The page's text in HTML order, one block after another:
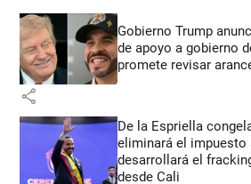
Gobierno Trump
de apoyo a gobierno
promete revisar
share
De la Espriella
eliminará el
desarrollará el
desde Cali